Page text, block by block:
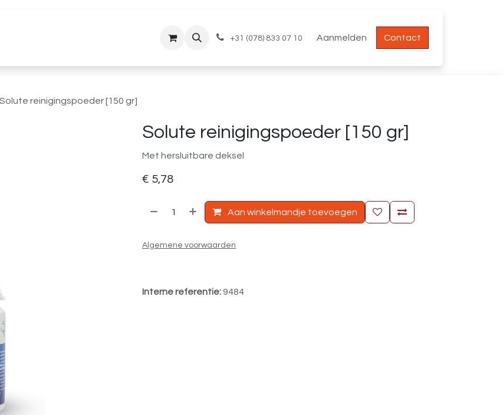
+31 (078) 833 07 10 Aanmelden Contact
Solute reinigingspoeder [150 gr]
Solute reinigingspoeder [150 gr]
Met hersluitbare deksel
€ 5,78
Aan winkelmandje toevoegen
Algemene voorwaarden
Interne referentie: 9484